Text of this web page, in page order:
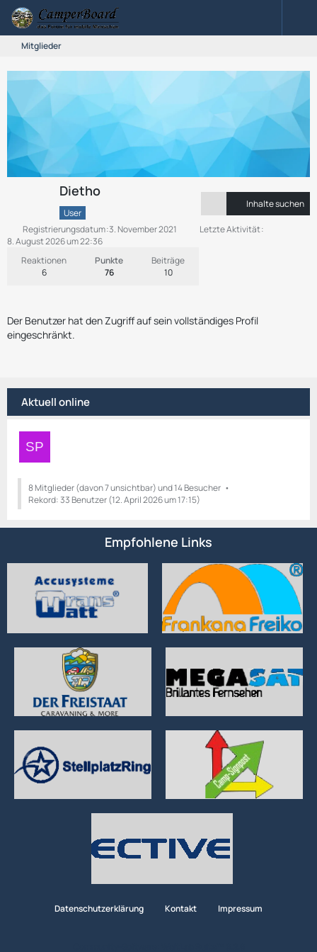
Mitglieder
Dietho
User
Reaktionen
6
Punkte
76
Beiträge
10
Inhalte suchen
Registrierungsdatum 3. November 2021
Letzte Aktivität
8. August 2026 um 22:36
Der Benutzer hat den Zugriff auf sein vollständiges Profil
eingeschränkt.
Aktuell online
8 Mitglieder (davon 7 unsichtbar) und 14 Besucher
Rekord: 33 Benutzer (12. April 2026 um 17:15)
Empfohlene Links
Datenschutzerklärung Kontakt Impressum